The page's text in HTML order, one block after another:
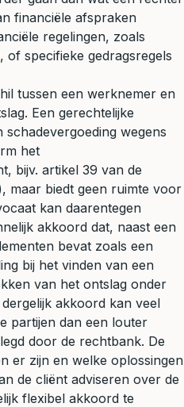
financiële afspraken
regelingen, zoals
of specifieke gedragsregels
tussen een werknemer en
Een gerechtelijke
schadevergoeding wegens
het
bijv. artikel 39 van de
maar biedt geen ruimte voor
kan daarentegen
akkoord dat, naast een
bevat zoals een
bij het vinden van een
van het ontslag onder
akkoord kan veel
partijen dan een louter
door de rechtbank. De
er zijn en welke oplossingen
de cliënt adviseren over de
flexibel akkoord te